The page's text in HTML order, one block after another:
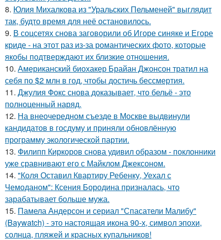
8. Юлия Михалкова из "Уральских Пельменей" выглядит
так, будто время для неё остановилось.
9. В соцсетях снова заговорили об Игоре синяке и Егоре
криде - на этот раз из-за романтических фото, которые
якобы подтверждают их близкие отношения.
10. Американский биохакер Брайан Джонсон тратил на
себя по $2 млн в год, чтобы достичь бессмертия.
11. Джулия Фокс снова доказывает, что бельё - это
полноценный наряд.
12. На внеочередном съезде в Москве выдвинули
кандидатов в госдуму и приняли обновлённую
программу экологической партии.
13. Филипп Киркоров снова удивил образом - поклонники
уже сравнивают его с Майклом Джексоном.
14. "Коля Оставил Квартиру Ребенку, Уехал с
Чемоданом": Ксения Бородина призналась, что
зарабатывает больше мужа.
15. Памела Андерсон и сериал "Спасатели Малибу"
(Baywatch) - это настоящая икона 90-х, символ эпохи,
солнца, пляжей и красных купальников!